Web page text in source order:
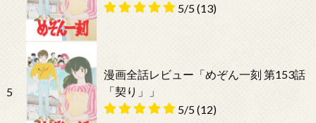
5/5(13)
5
漫画全話レビュー「めぞん一刻 第153話
「契り」」
5/5(12)